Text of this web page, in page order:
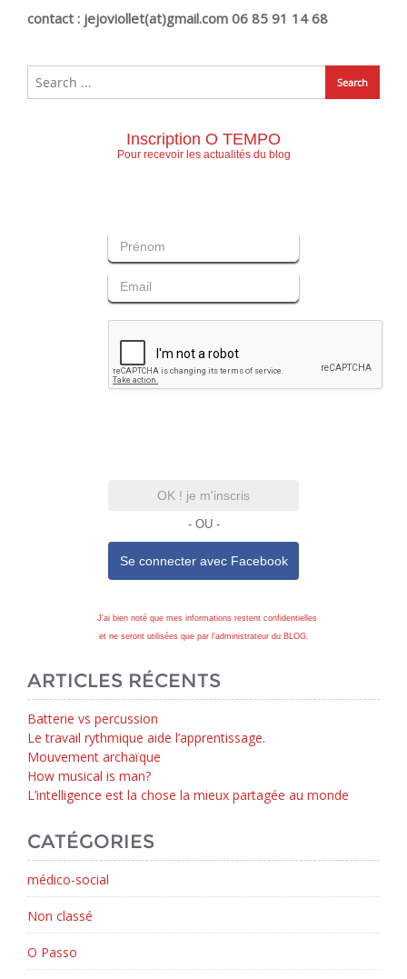
contact : jejoviollet(at)gmail.com 06 85 91 14 68
Inscription O TEMPO
Pour recevoir les actualités du blog
OK ! je m'inscris
- OU -
Se connecter avec Facebook
J'ai bien noté que mes informations restent confidentielles
et ne seront utilisées que par l'administrateur du BLOG.
ARTICLES RÉCENTS
Batterie vs percussion
Le travail rythmique aide l’apprentissage.
Mouvement archaïque
How musical is man?
L’intelligence est la chose la mieux partagée au monde
CATÉGORIES
médico-social
Non classé
O Passo